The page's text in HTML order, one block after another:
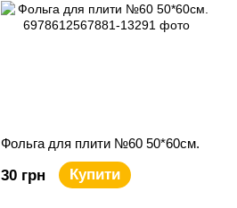
Фольга для плити №60 50*60см.
30 грн Купити